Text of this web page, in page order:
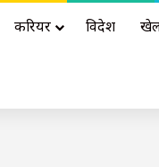
करियर विदेश